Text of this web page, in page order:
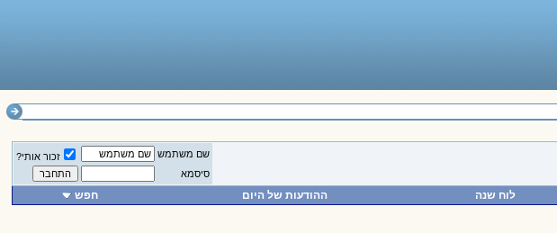
שם משתמש
זכור אותי?
סיסמא
לוח שנה ההודעות של היום חפש